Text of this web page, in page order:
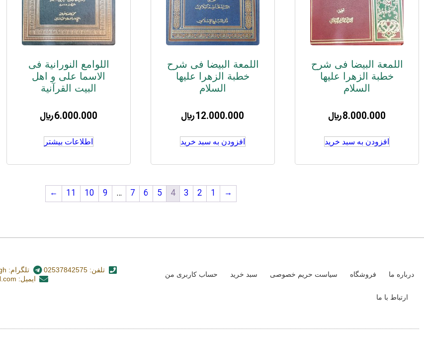
اللمعة البیضا فی شرح
خطبة الزهرا علیها
السلام
8.000.000﷼
افزودن به سبد خرید
اللمعة البیضا فی شرح
خطبة الزهرا علیها
السلام
12.000.000﷼
افزودن به سبد خرید
اللوامع النورانیة فی
الاسما علی و اهل
البیت القرآنیة
6.000.000﷼
اطلاعات بیشتر
→
1
2
3
4
5
6
7
…
9
10
11
←
درباره ما فروشگاه سیاست حریم خصوصی سبد خرید حساب کاربری من
ارتباط با ما
تلفن: 02537842575 تلگرام: nashr_alsadegh@
ایمیل: alsadegh110@gmail.com